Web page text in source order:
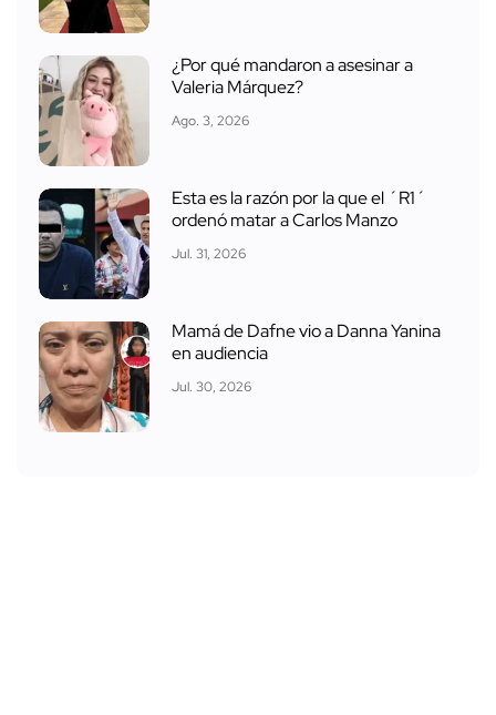
¿Por qué mandaron a asesinar a
Valeria Márquez?
Ago. 3, 2026
Esta es la razón por la que el ´R1´
ordenó matar a Carlos Manzo
Jul. 31, 2026
Mamá de Dafne vio a Danna Yanina
en audiencia
Jul. 30, 2026